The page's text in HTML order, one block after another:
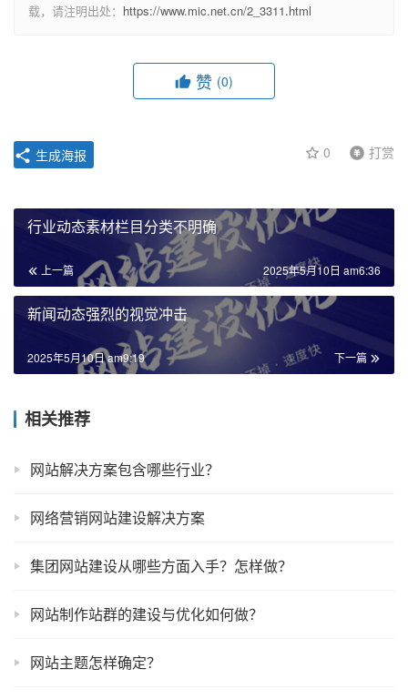
载，请注明出处： https://www.mic.net.cn/2_3311.html
赞 (0)
0 打赏
生成海报
行业动态素材栏目分类不明确
上一篇 2025年5月10日 am6:36
新闻动态强烈的视觉冲击
下一篇
2025年5月10日 am9:19
相关推荐
网站解决方案包含哪些行业？
网络营销网站建设解决方案
集团网站建设从哪些方面入手？怎样做？
网站制作站群的建设与优化如何做？
网站主题怎样确定？